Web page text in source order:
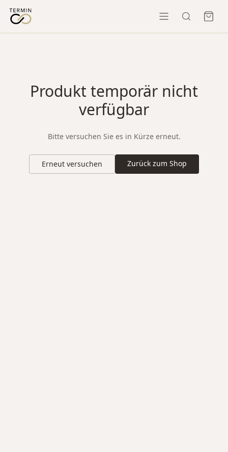
Produkt temporär nicht
verfügbar
Bitte versuchen Sie es in Kürze erneut.
Erneut versuchen Zurück zum Shop